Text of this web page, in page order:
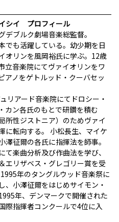
シイ プロフィール
デブルク劇場音楽総監督。
でも活躍している。幼少期を日
オリンを風岡裕氏に学ぶ。12歳
立音楽院にてヴァイオリンをワ
アノをゲトルッド・クーバセッ
リアード音楽院にてドロシー・
カン各氏のもとで研鑽を積む
所性ジストニア）のためヴァイ
に転向する。 小松長生、マイケ
澤征爾の各氏に指揮法を師事。
て楽曲分析及び作曲法を学び、
エリザベス・グレゴリー賞を受
年のタングルウッド音楽祭に
、小澤征爾をはじめサイモン・
年、デンマークで開催された
際指揮者コンクールで4位に入